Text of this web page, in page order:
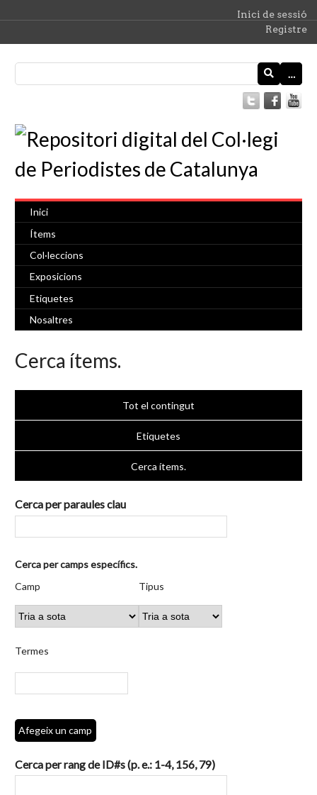
Inici de sessió
Registre
…
Inici
Ítems
Col·leccions
Exposicions
Etiquetes
Nosaltres
Cerca ítems.
Tot el contingut
Etiquetes
Cerca ítems.
Cerca per paraules clau
Nombre
files
a
"Cerca
camps
Cerca per camps específics.
de
cerca
de
cerca
de
cerca
Joiner
Camp Tipus
Termes
Afegeix un camp
Cerca per rang de ID#s (p. e.: 1-4, 156, 79)